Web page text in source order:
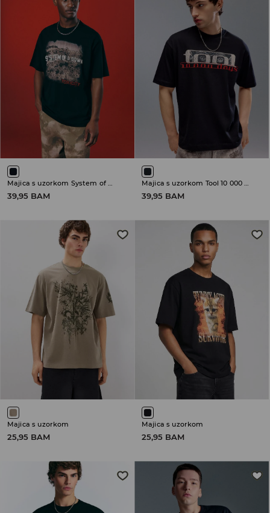
Majica s uzorkom System of a Down
39,95 BAM
Majica s uzorkom Tool 10 000 Days
39,95 BAM
Majica s uzorkom
25,95 BAM
Majica s uzorkom
25,95 BAM